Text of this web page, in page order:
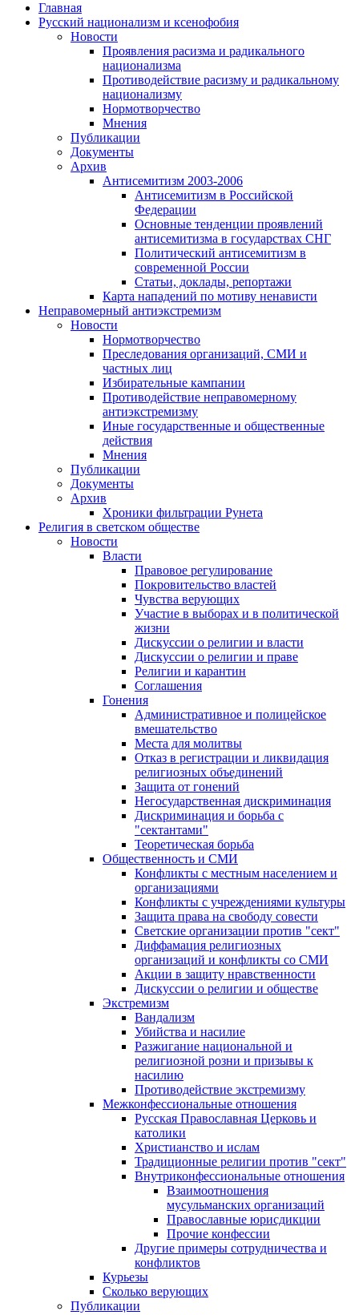
Главная
Русский национализм и ксенофобия
Новости
Проявления расизма и радикального
национализма
Противодействие расизму и радикальному
национализму
Нормотворчество
Мнения
Публикации
Документы
Архив
Антисемитизм 2003-2006
Антисемитизм в Российской
Федерации
Основные тенденции проявлений
антисемитизма в государствах СНГ
Политический антисемитизм в
современной России
Статьи, доклады, репортажи
Карта нападений по мотиву ненависти
Неправомерный антиэкстремизм
Новости
Нормотворчество
Преследования организаций, СМИ и
частных лиц
Избирательные кампании
Противодействие неправомерному
антиэкстремизму
Иные государственные и общественные
действия
Мнения
Публикации
Документы
Архив
Хроники фильтрации Рунета
Религия в светском обществе
Новости
Власти
Правовое регулирование
Покровительство властей
Чувства верующих
Участие в выборах и в политической
жизни
Дискуссии о религии и власти
Дискуссии о религии и праве
Религии и карантин
Соглашения
Гонения
Административное и полицейское
вмешательство
Места для молитвы
Отказ в регистрации и ликвидация
религиозных объединений
Защита от гонений
Негосударственная дискриминация
Дискриминация и борьба с
"сектантами"
Теоретическая борьба
Общественность и СМИ
Конфликты с местным населением и
организациями
Конфликты с учреждениями культуры
Защита права на свободу совести
Светские организации против "сект"
Диффамация религиозных
организаций и конфликты со СМИ
Акции в защиту нравственности
Дискуссии о религии и обществе
Экстремизм
Вандализм
Убийства и насилие
Разжигание национальной и
религиозной розни и призывы к
насилию
Противодействие экстремизму
Межконфессиональные отношения
Русская Православная Церковь и
католики
Христианство и ислам
Традиционные религии против "сект"
Внутриконфессиональные отношения
Взаимоотношения
мусульманских организаций
Православные юрисдикции
Прочие конфессии
Другие примеры сотрудничества и
конфликтов
Курьезы
Сколько верующих
Публикации